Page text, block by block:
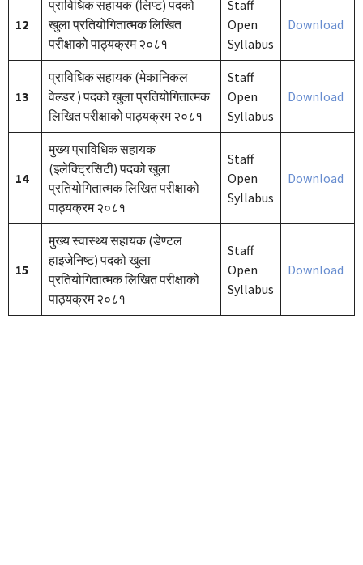
12
प्राविधिक सहायक (लिप्ट) पदको
खुला प्रतियोगितात्मक लिखित
परीक्षाको पाठ्यक्रम २०८१
Staff
Open
Syllabus
Download
13
प्राविधिक सहायक (मेकानिकल
वेल्डर ) पदको खुला प्रतियोगितात्मक
लिखित परीक्षाको पाठ्यक्रम २०८१
Staff
Open
Syllabus
Download
14
मुख्य प्राविधिक सहायक
(इलेक्ट्रिसिटी) पदको खुला
प्रतियोगितात्मक लिखित परीक्षाको
पाठ्यक्रम २०८१
Staff
Open
Syllabus
Download
15
मुख्य स्वास्थ्य सहायक (डेण्टल
हाइजेनिष्ट) पदको खुला
प्रतियोगितात्मक लिखित परीक्षाको
पाठ्यक्रम २०८१
Staff
Open
Syllabus
Download